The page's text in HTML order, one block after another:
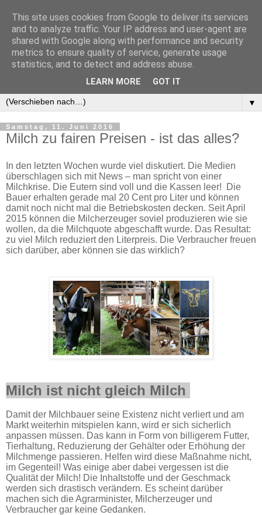
▼
Samstag, 11. Juni 2016
Milch zu fairen Preisen - ist das alles?
In den letzten Wochen wurde viel diskutiert. Die Medien
überschlagen sich mit News – man spricht von einer
Milchkrise. Die Eutern sind voll und die Kassen leer! Die
Bauer erhalten gerade mal 20 Cent pro Liter und können
damit noch nicht mal die Betriebskosten decken. Seit April
2015 können die Milcherzeuger soviel produzieren wie sie
wollen, da die Milchquote abgeschafft wurde. Das Resultat:
zu viel Milch reduziert den Literpreis. Die Verbraucher freuen
sich darüber, aber können sie das wirklich?
Milch ist nicht gleich Milch
Damit der Milchbauer seine Existenz nicht verliert und am
Markt weiterhin mitspielen kann, wird er sich sicherlich
anpassen müssen. Das kann in Form von billigerem Futter,
Tierhaltung, Reduzierung der Gehälter oder Erhöhung der
Milchmenge passieren. Helfen wird diese Maßnahme nicht,
im Gegenteil! Was einige aber dabei vergessen ist die
Qualität der Milch! Die Inhaltstoffe und der Geschmack
werden sich drastisch verändern. Es scheint darüber
machen sich die Agrarminister, Milcherzeuger und
Verbraucher gar keine Gedanken.
This site uses cookies from Google to deliver its services
and to analyze traffic. Your IP address and user-agent are
shared with Google along with performance and security
metrics to ensure quality of service, generate usage
statistics, and to detect and address abuse.
LEARN MORE GOT IT